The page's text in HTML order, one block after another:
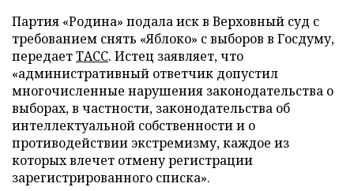
Партия «Родина» подала иск в Верховный суд с
требованием снять «Яблоко» с выборов в Госдуму,
передаетТАСС. Истец заявляет, что
«административный ответчик допустил
многочисленные нарушения законодательства о
выборах, в частности, законодательства об
интеллектуальной собственности и о
противодействии экстремизму, каждое из
которых влечет отмену регистрации
зарегистрированного списка».